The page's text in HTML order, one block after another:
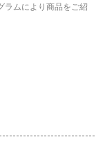
ラムにより商品をご紹